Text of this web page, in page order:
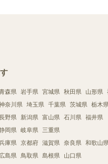
森県 岩手県 宮城県 秋田県 山形県
奈川県 埼玉県 千葉県 茨城県 栃木県
野県 新潟県 富山県 石川県 福井県
岡県 岐阜県 三重県
庫県 京都府 滋賀県 奈良県 和歌山県
広島県 鳥取県 島根県 山口県